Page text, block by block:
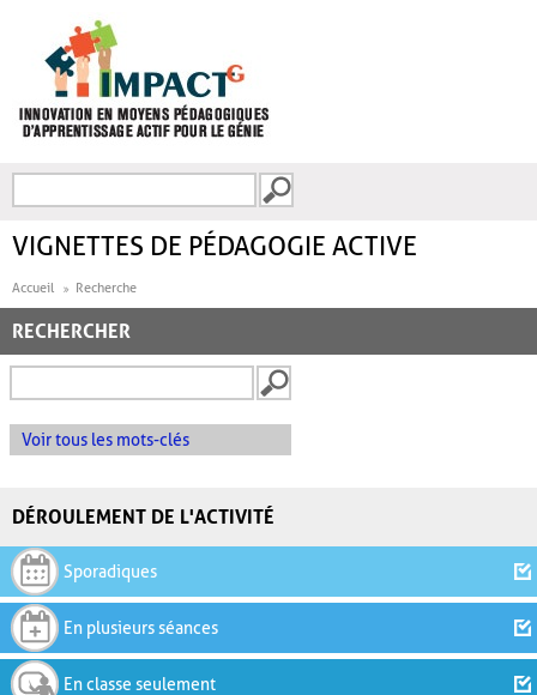
FORMULAIRE DE
VIGNETTES DE PÉDAGOGIE ACTIVE
Accueil Recherche
RECHERCHER
Voir tous les mots-clés
DÉROULEMENT DE L'ACTIVITÉ
Sporadiques
En plusieurs séances
En classe seulement